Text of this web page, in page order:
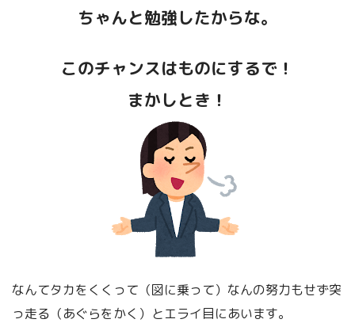
ちゃんと勉強したからな。
このチャンスはものにするで！
まかしとき！
なんてタカをくくって（図に乗って）なんの努力もせず突
っ走る（あぐらをかく）とエライ目にあいます。